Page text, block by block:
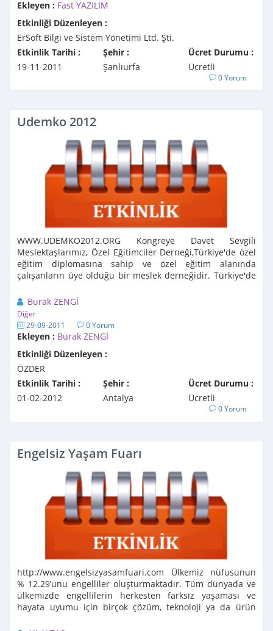
Ekleyen : Fast YAZILIM
Etkinliği Düzenleyen :
ErSoft Bilgi ve Sistem Yönetimi Ltd. Şti.
Etkinlik Tarihi :
19-11-2011
Şehir :
Şanlıurfa
Ücret Durumu :
Ücretli
0 Yorum
Udemko 2012
WWW.UDEMKO2012.ORG Kongreye Davet Sevgili
Meslektaşlarımız, Özel Eğitimciler Derneği,Türkiye'de özel
eğitim diplomasına sahip ve özel eğitim alanında
çalışanların üye olduğu bir meslek derneğidir. Türkiye'de
Burak ZENGİ
Diğer
29-09-2011 0 Yorum
Ekleyen : Burak ZENGİ
Etkinliği Düzenleyen :
ÖZDER
Etkinlik Tarihi :
01-02-2012
Şehir :
Antalya
Ücret Durumu :
Ücretli
0 Yorum
Engelsiz Yaşam Fuarı
http://www.engelsizyasamfuari.com Ülkemiz nüfusunun
% 12.29’unu engelliler oluşturmaktadır. Tüm dünyada ve
ülkemizde engellilerin herkesten farksız yaşaması ve
hayata uyumu için birçok çözüm, teknoloji ya da ürün